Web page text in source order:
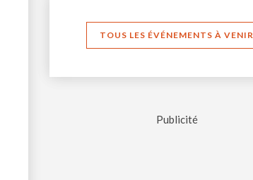
TOUS LES ÉVÉNEMENTS À VENIR
Publicité